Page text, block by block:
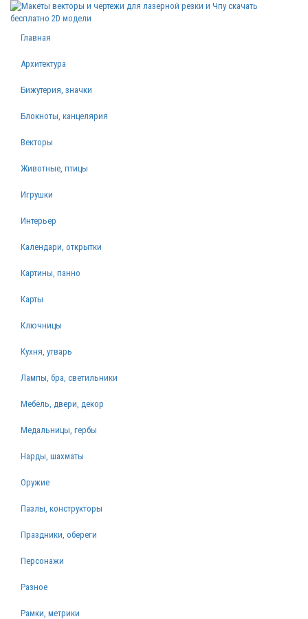
Главная
Архитектура
Бижутерия, значки
Блокноты, канцелярия
Векторы
Животные, птицы
Игрушки
Интерьер
Календари, открытки
Картины, панно
Карты
Ключницы
Кухня, утварь
Лампы, бра, светильники
Мебель, двери, декор
Медальницы, гербы
Нарды, шахматы
Оружие
Пазлы, конструкторы
Праздники, обереги
Персонажи
Разное
Рамки, метрики